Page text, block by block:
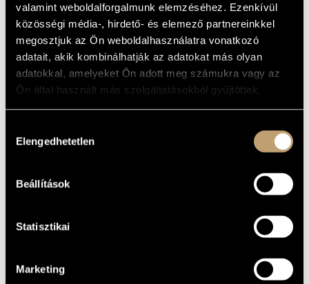
valamint weboldalforgalmunk elemzéséhez. Ezenkívül
közösségi média-, hirdető- és elemező partnereinkkel
megosztjuk az Ön weboldalhasználatra vonatkozó
adatait, akik kombinálhatják az adatokat más olyan
adatokkal, amelyeket Ön adott meg számukra vagy az
Ön által használt más szolgáltatásokból gyűjtöttek.
kiválasztása
Elengedhetetlen
Beállítások
Statisztikai
Marketing
Supported byNational Cultural Fundand Zeneművészeti
Alapítvány